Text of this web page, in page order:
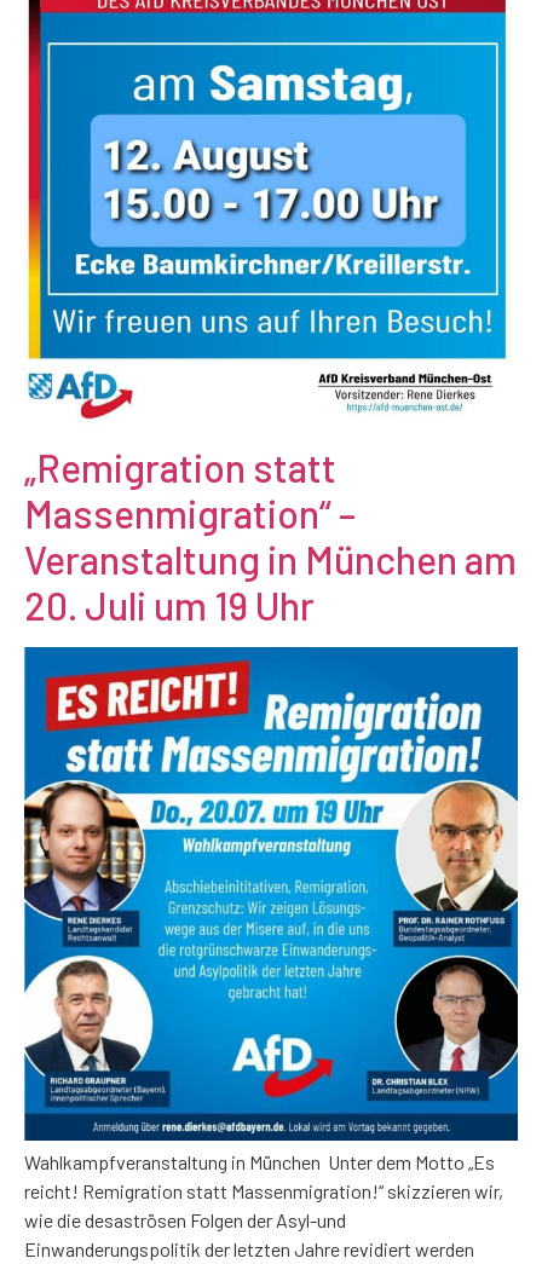
„Remigration statt
Massenmigration“ –
Veranstaltung in München am
20. Juli um 19 Uhr
Wahlkampfveranstaltung in München Unter dem Motto „Es
reicht! Remigration statt Massenmigration!“ skizzieren wir,
wie die desaströsen Folgen der Asyl-und
Einwanderungspolitik der letzten Jahre revidiert werden